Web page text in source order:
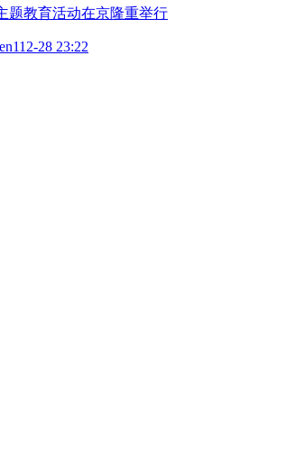
题教育活动在京隆重举行
12-28 23:22